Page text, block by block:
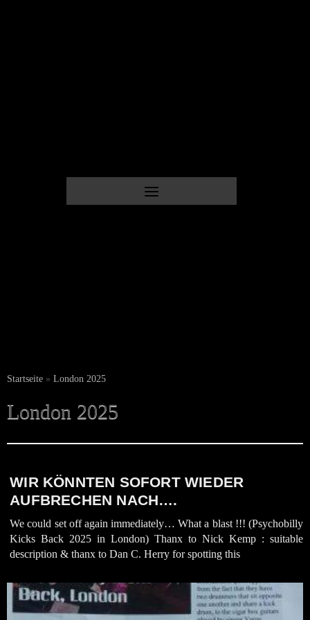
Startseite » London 2025
London 2025
WIR KÖNNTEN SOFORT WIEDER
AUFBRECHEN NACH….
We could set off again immediately… What a blast !!! (Psychobilly
Kicks Back 2025 in London) Thanx to Nick Kemp : suitable
description & thanx to Dan C. Herry for spotting this